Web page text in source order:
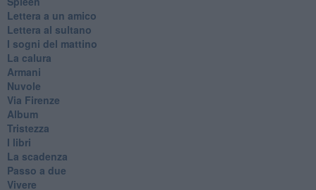
Lettera a un amico
Lettera al sultano
I sogni del mattino
La calura
Armani
Nuvole
Via Firenze
Album
Tristezza
I libri
La scadenza
Passo a due
Vivere